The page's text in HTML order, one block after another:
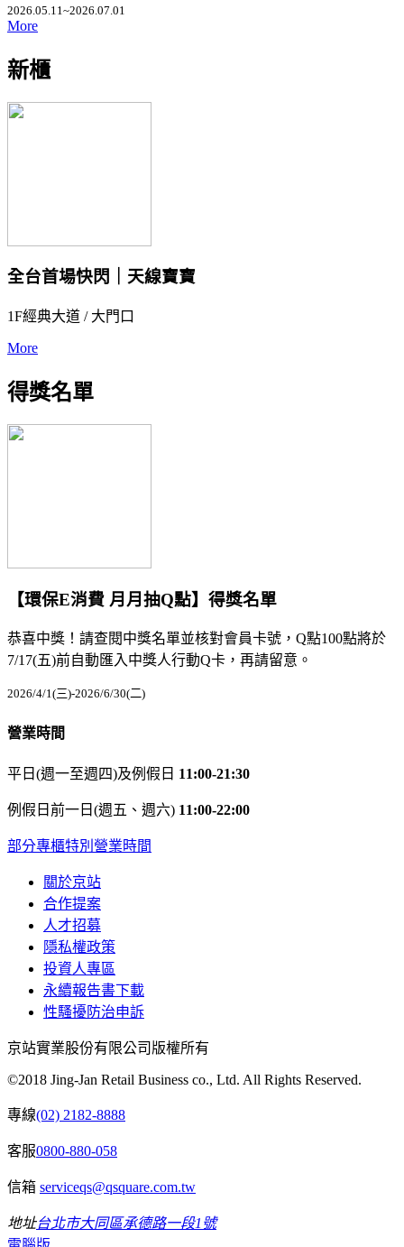
2026.05.11~2026.07.01
More
新櫃
全台首場快閃｜天線寶寶
1F經典大道 / 大門口
More
得獎名單
【環保E消費 月月抽Q點】得獎名單
恭喜中獎！請查閱中獎名單並核對會員卡號，Q點100點將於
7/17(五)前自動匯入中獎人行動Q卡，再請留意。
2026/4/1(三)-2026/6/30(二)
營業時間
平日(週一至週四)及例假日 11:00-21:30
例假日前一日(週五、週六) 11:00-22:00
部分專櫃特別營業時間
關於京站
合作提案
人才招募
隱私權政策
投資人專區
永續報告書下載
性騷擾防治申訴
京站實業股份有限公司版權所有
©2018 Jing-Jan Retail Business co., Ltd. All Rights Reserved.
專線(02) 2182-8888
客服0800-880-058
信箱 serviceqs@qsquare.com.tw
地址台北市大同區承德路一段1號